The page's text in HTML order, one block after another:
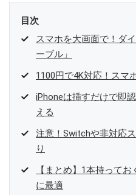
目次
スマホを大画面で！ダ
ーブル」
1100円で4K対応！スマ
iPhoneは挿すだけで即
える
注意！Switchや非対応
り
【まとめ】1本持って
に最適